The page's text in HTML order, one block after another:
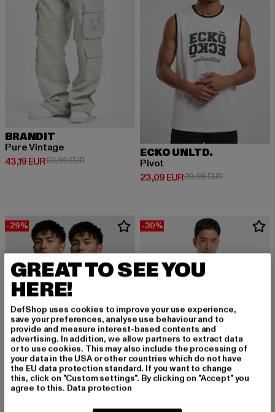
BRANDIT
Pure Vintage
43,19 EUR
Derzeitiger Preis: 43,19 EUR
59,99 EURAktionspreis: 59,99 EUR
ECKO UNLTD.
Pivot
23,09 EUR
Derzeitiger Preis: 23,09 EUR
29,99 EURAktionspreis:
-29% -30%
GREAT TO SEE YOU
HERE!
DefShop uses cookies to improve your use experience,
save your preferences, analyse use behaviour and to
provide and measure interest-based contents and
advertising. In addition, we allow partners to extract data
or to use cookies. This may also include the processing of
your data in the USA or other countries which do not have
the EU data protection standard. If you want to change
this, click on "Custom settings". By clicking on "Accept" you
agree to this. Data protection